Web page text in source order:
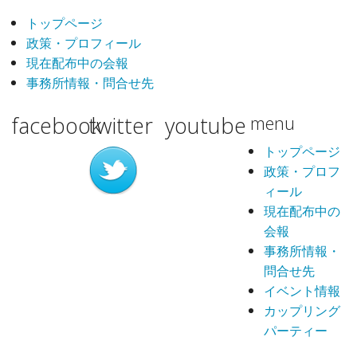
トップページ
政策・プロフィール
現在配布中の会報
事務所情報・問合せ先
facebooktwitter youtube menu
トップページ
政策・プロフ
ィール
現在配布中の
会報
事務所情報・
問合せ先
イベント情報
カップリング
パーティー